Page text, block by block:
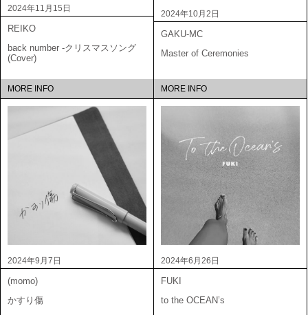
2024年11月15日
REIKO
back number -クリスマスソング
(Cover)
MORE INFO
2024年10月2日
GAKU-MC
Master of Ceremonies
MORE INFO
2024年9月7日
(momo)
かすり傷
2024年6月26日
FUKI
to the OCEAN’s